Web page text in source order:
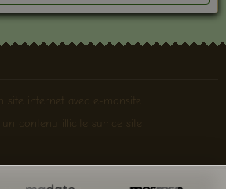
site internet avec e-monsite
un contenu illicite sur ce site